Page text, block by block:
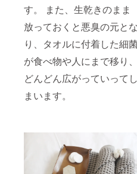
す。 また、生乾きのまま
放っておくと悪臭の元とな
り、タオルに付着した細
が食べ物や人にまで移り、
どんどん広がっていってし
まいます。